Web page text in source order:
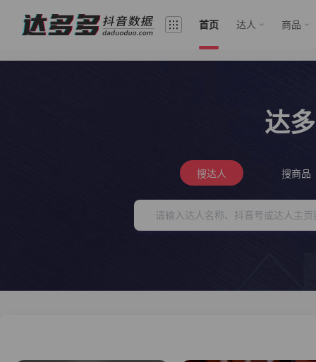
首页 达人 商品
达
搜达人 搜商品